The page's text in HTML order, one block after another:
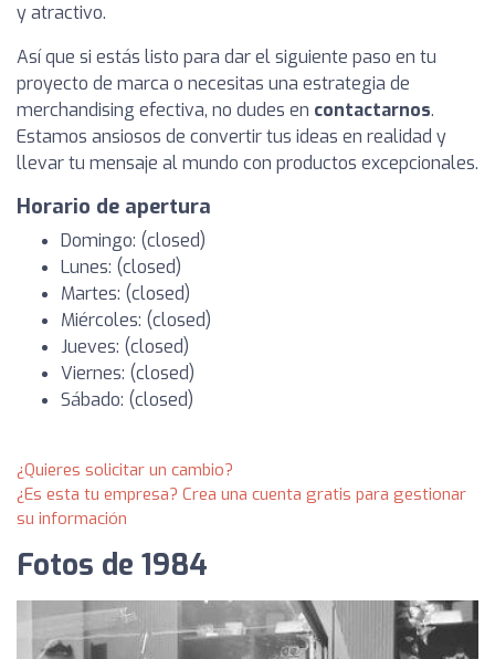
y atractivo.
Así que si estás listo para dar el siguiente paso en tu
proyecto de marca o necesitas una estrategia de
merchandising efectiva, no dudes en contactarnos.
Estamos ansiosos de convertir tus ideas en realidad y
llevar tu mensaje al mundo con productos excepcionales.
Horario de apertura
Domingo: (closed)
Lunes: (closed)
Martes: (closed)
Miércoles: (closed)
Jueves: (closed)
Viernes: (closed)
Sábado: (closed)
¿Quieres solicitar un cambio?
¿Es esta tu empresa? Crea una cuenta gratis para gestionar
su información
Fotos de 1984